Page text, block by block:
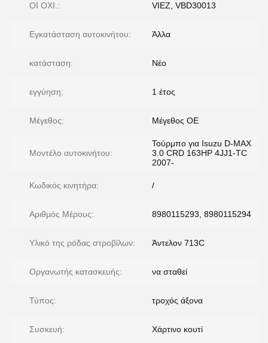
ΟΙ ΟΧΙ.: VIEZ, VBD30013
Εγκατάσταση αυτοκινήτου: Άλλα
κατάσταση: Νέο
εγγύηση: 1 έτος
Μέγεθος: Μέγεθος ΟΕ
Μοντέλο αυτοκινήτου:
Τούρμπο για Isuzu D-MAX
3.0 CRD 163HP 4JJ1-TC
2007-
Κωδικός κινητήρα: /
Αριθμός Μέρους: 8980115293, 8980115294
Υλικό της ρόδας στροβίλων: Άντελον 713C
Οργανωτής κατασκευής: να σταθεί
Τύπος: τροχός άξονα
Συσκευή: Χάρτινο κουτί